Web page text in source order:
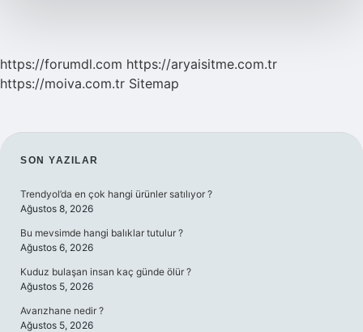
https://forumdl.com https://aryaisitme.com.tr
https://moiva.com.tr Sitemap
SIDEBAR
SON YAZILAR
Trendyol’da en çok hangi ürünler satılıyor ?
Ağustos 8, 2026
Bu mevsimde hangi balıklar tutulur ?
Ağustos 6, 2026
Kuduz bulaşan insan kaç günde ölür ?
Ağustos 5, 2026
Avarızhane nedir ?
Ağustos 5, 2026